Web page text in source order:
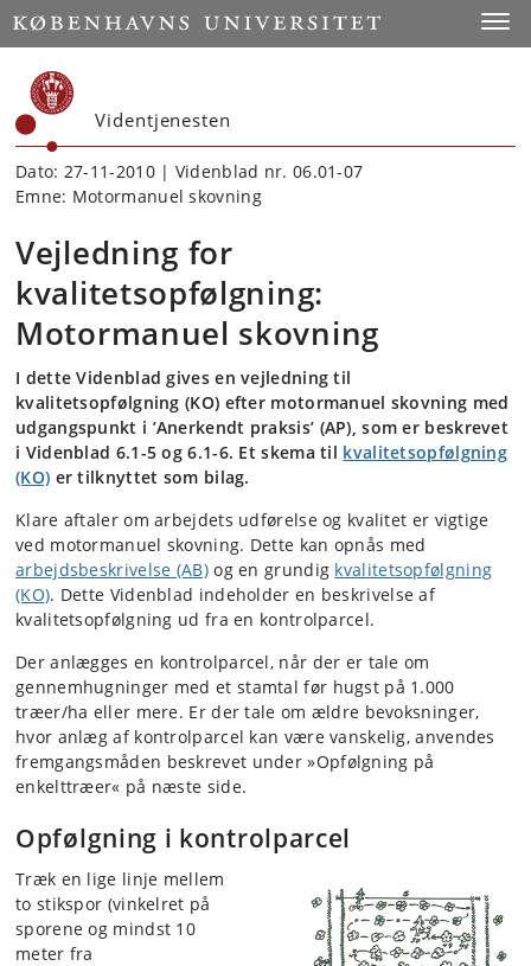
Start
Videntjenesten
Dato: 27-11-2010 | Videnblad nr. 06.01-07
Emne: Motormanuel skovning
Vejledning for
kvalitetsopfølgning:
Motormanuel skovning
I dette Videnblad gives en vejledning til
kvalitetsopfølgning (KO) efter motormanuel skovning med
udgangspunkt i ’Anerkendt praksis’ (AP), som er beskrevet
i Videnblad 6.1-5 og 6.1-6. Et skema til kvalitetsopfølgning
(KO) er tilknyttet som bilag.
Klare aftaler om arbejdets udførelse og kvalitet er vigtige
ved motormanuel skovning. Dette kan opnås med
arbejdsbeskrivelse (AB)og en grundig kvalitetsopfølgning
(KO). Dette Videnblad indeholder en beskrivelse af
kvalitetsopfølgning ud fra en kontrolparcel.
Der anlægges en kontrolparcel, når der er tale om
gennemhugninger med et stamtal før hugst på 1.000
træer/ha eller mere. Er der tale om ældre bevoksninger,
hvor anlæg af kontrolparcel kan være vanskelig, anvendes
fremgangsmåden beskrevet under »Opfølgning på
enkelttræer« på næste side.
Opfølgning i kontrolparcel
Træk en lige linje mellem
to stikspor (vinkelret på
sporene og mindst 10
meter fra